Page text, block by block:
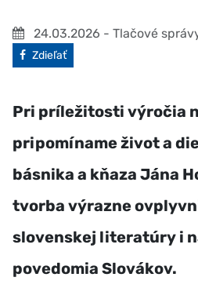
24.03.2026 - Tlačové
Facebook
Zdieľať
Pri príležitosti výročia
pripomíname život a
básnika a kňaza Jána
tvorba výrazne
slovenskej literatúry i
povedomia Slovákov.